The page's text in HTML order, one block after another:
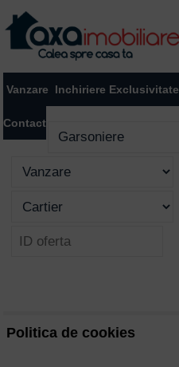
Vanzare Inchiriere Exclusivitate
Contact
Politica de cookies